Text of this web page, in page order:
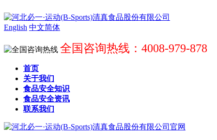
English 中文简体
全国咨询热线：4008-979-878
首页
关于我们
食品安全知识
食品安全资讯
联系我们